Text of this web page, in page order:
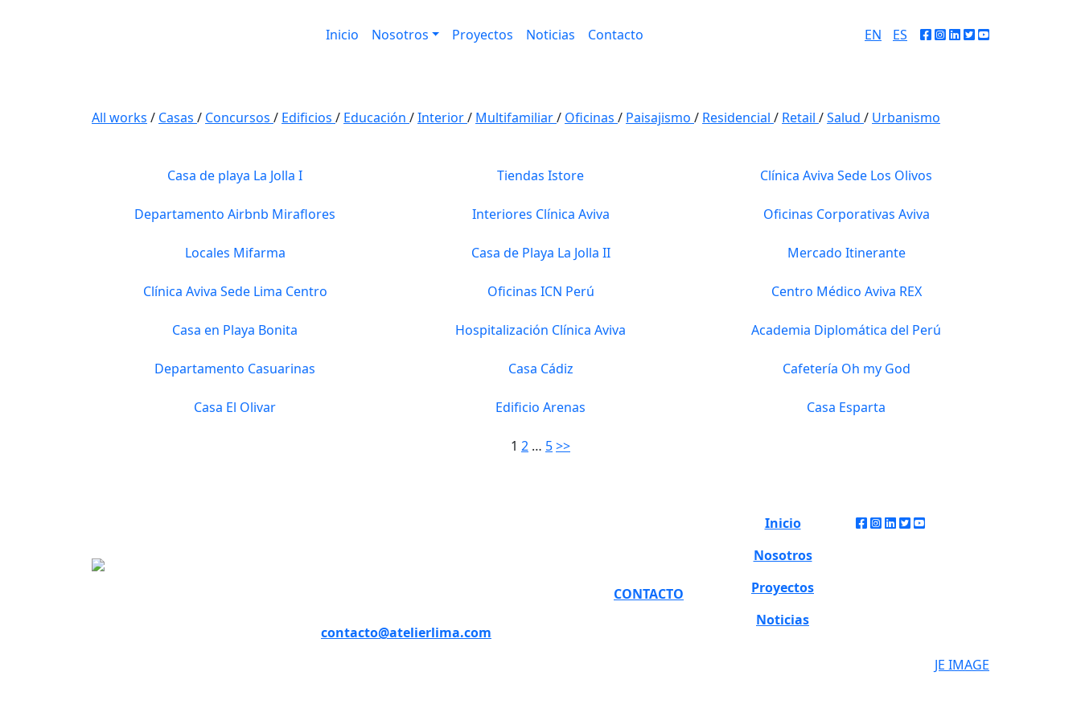
Inicio Nosotros Proyectos Noticias Contacto EN ES
All works / Casas / Concursos / Edificios / Educación /Interior/ Multifamiliar/ Oficinas / Paisajismo / Residencial / Retail /Salud / Urbanismo
Casa de playa La Jolla I Tiendas Istore Clínica Aviva Sede Los Olivos
Departamento Airbnb Miraflores Interiores Clínica Aviva Oficinas Corporativas Aviva
Locales Mifarma Casa de Playa La Jolla II Mercado Itinerante
Clínica Aviva Sede Lima Centro Oficinas ICN Perú Centro Médico Aviva REX
Casa en Playa Bonita Hospitalización Clínica Aviva Academia Diplomática del Perú
Departamento Casuarinas Casa Cádiz Cafetería Oh my God
Casa El Olivar Edificio Arenas Casa Esparta
1 2 … 5>>
contacto@atelierlima.com
CONTACTO
Inicio
Nosotros
Proyectos
Noticias
JE IMAGE